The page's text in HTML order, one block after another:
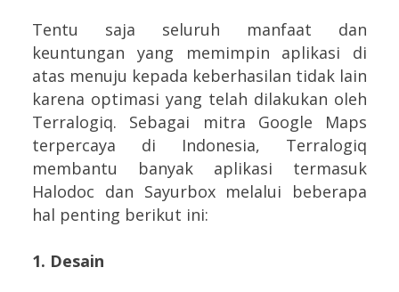
Tentu saja seluruh manfaat dan
keuntungan yang memimpin aplikasi di
atas menuju kepada keberhasilan tidak lain
karena optimasi yang telah dilakukan oleh
Terralogiq. Sebagai mitra Google Maps
terpercaya di Indonesia, Terralogiq
membantu banyak aplikasi termasuk
Halodoc dan Sayurbox melalui beberapa
hal penting berikut ini:
1. Desain